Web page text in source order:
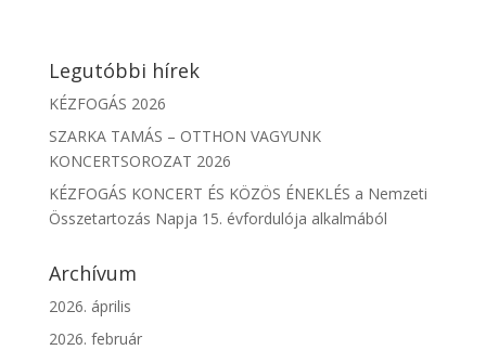
Legutóbbi hírek
KÉZFOGÁS 2026
SZARKA TAMÁS – OTTHON VAGYUNK
KONCERTSOROZAT 2026
KÉZFOGÁS KONCERT ÉS KÖZÖS ÉNEKLÉS a Nemzeti
Összetartozás Napja 15. évfordulója alkalmából
Archívum
2026. április
2026. február